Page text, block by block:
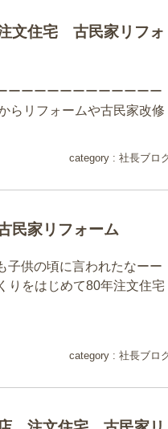
住宅 古民家リフォ
ーーーーーーーーーーーー
らリフォームや古民家改修
category : 社長ブロ
家リフォーム
子供の頃に言われたなーー
りをはじめて80年注文住宅
category : 社長ブロ